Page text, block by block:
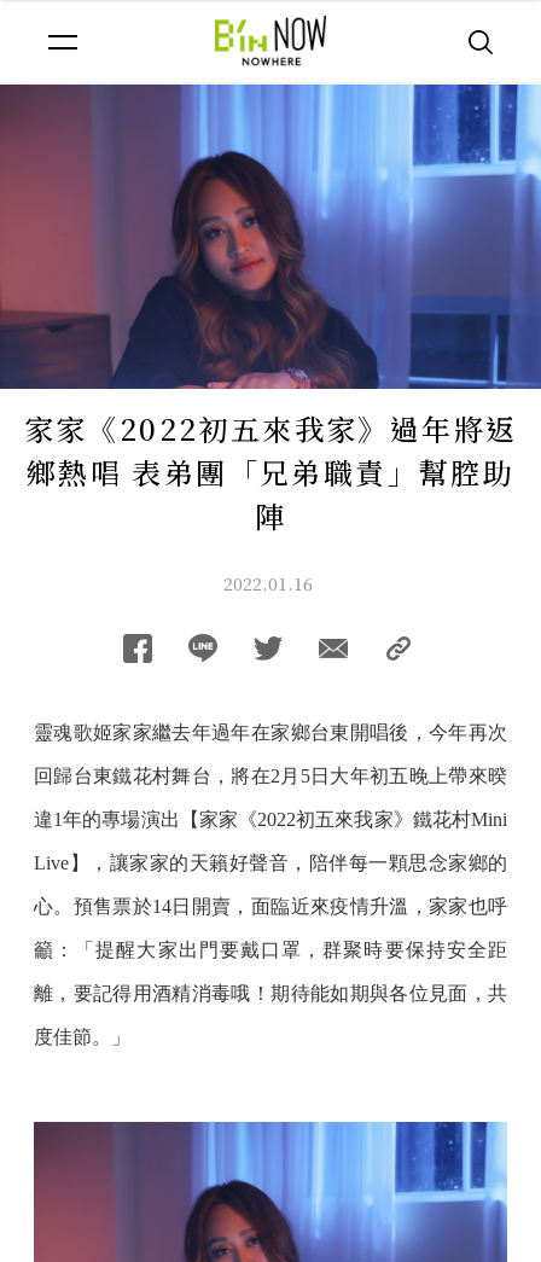
家家《2022初五來我家》過年將返
鄉熱唱 表弟團「兄弟職責」幫腔助
陣
2022.01.16
靈魂歌姬家家繼去年過年在家鄉台東開唱後，今年再次
回歸台東鐵花村舞台，將在2月5日大年初五晚上帶來暌
違1年的專場演出【家家《2022初五來我家》鐵花村Mini
Live】，讓家家的天籟好聲音，陪伴每一顆思念家鄉的
心。預售票於14日開賣，面臨近來疫情升溫，家家也呼
籲：「提醒大家出門要戴口罩，群聚時要保持安全距
離，要記得用酒精消毒哦！期待能如期與各位見面，共
度佳節。」